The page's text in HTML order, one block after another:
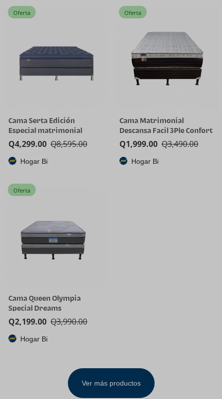
Oferta
Cama Serta Edición
Especial matrimonial
Q8,595.00
Q4,299.00
Hogar Bi
Oferta
Cama Matrimonial
Descansa Facil 3Ple Confort
Q3,490.00
Q1,999.00
Hogar Bi
Oferta
Cama Queen Olympia
Special Dreams
Q3,990.00
Q2,199.00
Hogar Bi
Ver más productos